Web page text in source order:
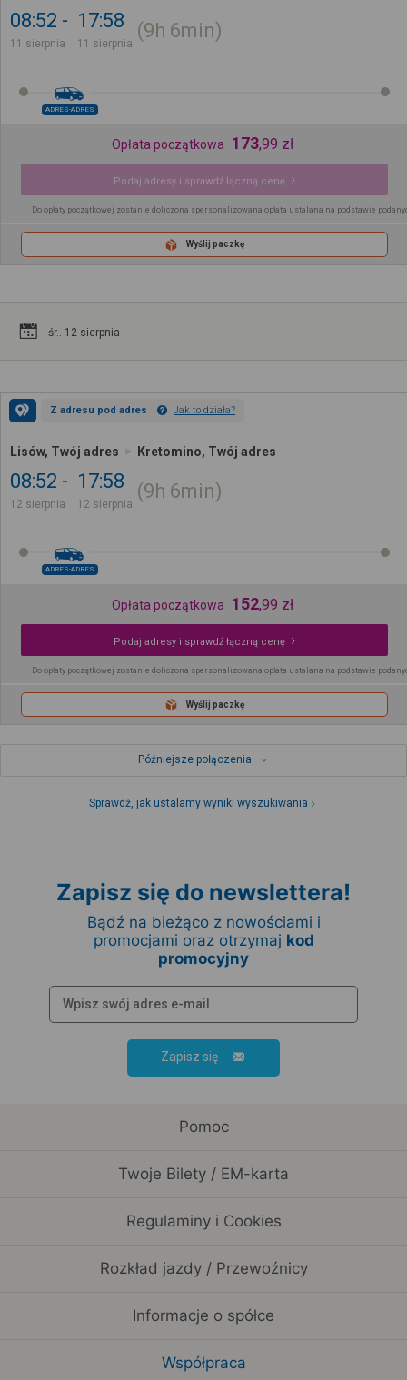
08:52
11 sierpnia
17:58
11 sierpnia
9h 6min
ADRES-ADRES
Opłata początkowa 173,99 zł
Podaj adresy i sprawdź łączną cenę
Do opłaty początkowej zostanie doliczona spersonalizowana opłata ustalana na podstawie
Wyślij paczkę
śr.. 12 sierpnia
Z adresu pod adres Jak to działa?
Lisów, Twój adres Kretomino, Twój adres
08:52
12 sierpnia
17:58
12 sierpnia
9h 6min
ADRES-ADRES
Opłata początkowa 152,99 zł
Podaj adresy i sprawdź łączną cenę
Do opłaty początkowej zostanie doliczona spersonalizowana opłata ustalana na podstawie
Wyślij paczkę
Późniejsze połączenia
Sprawdź, jak ustalamy wyniki wyszukiwania
Zapisz się do newslettera!
Bądź na bieżąco z nowościami i
promocjami oraz otrzymaj kod
promocyjny
Zapisz się
Pomoc
Twoje Bilety / EM-karta
Regulaminy i Cookies
Rozkład jazdy / Przewoźnicy
Informacje o spółce
Współpraca